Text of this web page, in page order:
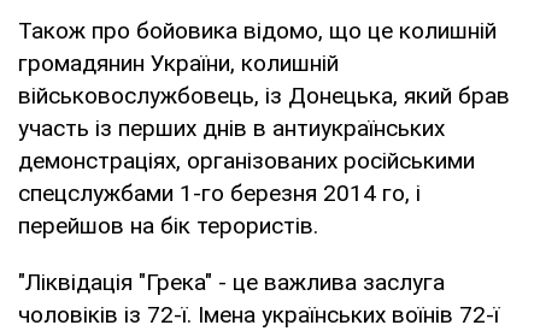
Також про бойовика відомо, що це колишній
громадянин України, колишній
військовослужбовець, із Донецька, який брав
участь із перших днів в антиукраїнських
демонстраціях, організованих російськими
спецслужбами 1-го березня 2014 го, і
перейшов на бік терористів.
"Ліквідація "Грека" - це важлива заслуга
чоловіків із 72-ї. Імена українських воїнів 72-ї